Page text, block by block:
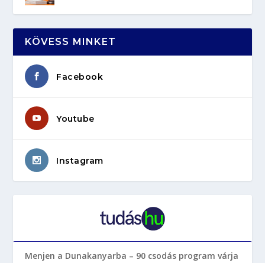
KÖVESS MINKET
Facebook
Youtube
Instagram
Menjen a Dunakanyarba – 90 csodás program várja